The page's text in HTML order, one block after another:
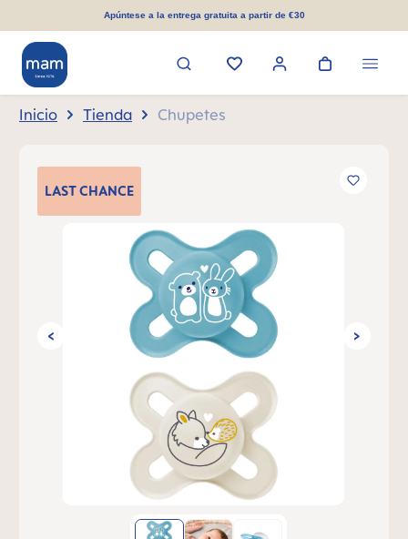
Apúntese a la entrega gratuita a partir de €30
Inicio Tienda Chupetes
LASTCHANCE